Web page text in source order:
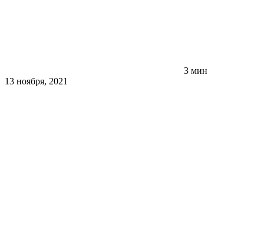
3 мин
13 ноября, 2021